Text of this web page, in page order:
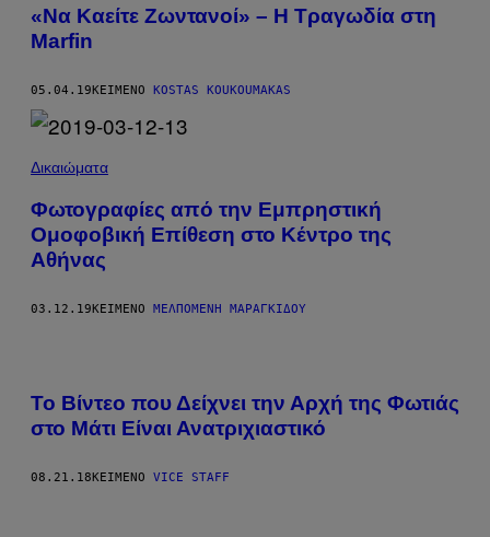
«Να Καείτε Ζωντανοί» – H Τραγωδία στη
Marfin
05.04.19ΚΕΊΜΕΝΟ KOSTAS KOUKOUMAKAS
Δικαιώματα
Φωτογραφίες από την Εμπρηστική
Ομοφοβική Επίθεση στο Κέντρο της
Αθήνας
03.12.19ΚΕΊΜΕΝΟ ΜΕΛΠΟΜΈΝΗ ΜΑΡΑΓΚΊΔΟΥ
Το Βίντεο που Δείχνει την Αρχή της Φωτιάς
στο Μάτι Είναι Ανατριχιαστικό
08.21.18 ΚΕΊΜΕΝΟ VICE STAFF